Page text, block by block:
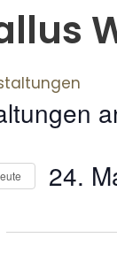
24.
wählen.